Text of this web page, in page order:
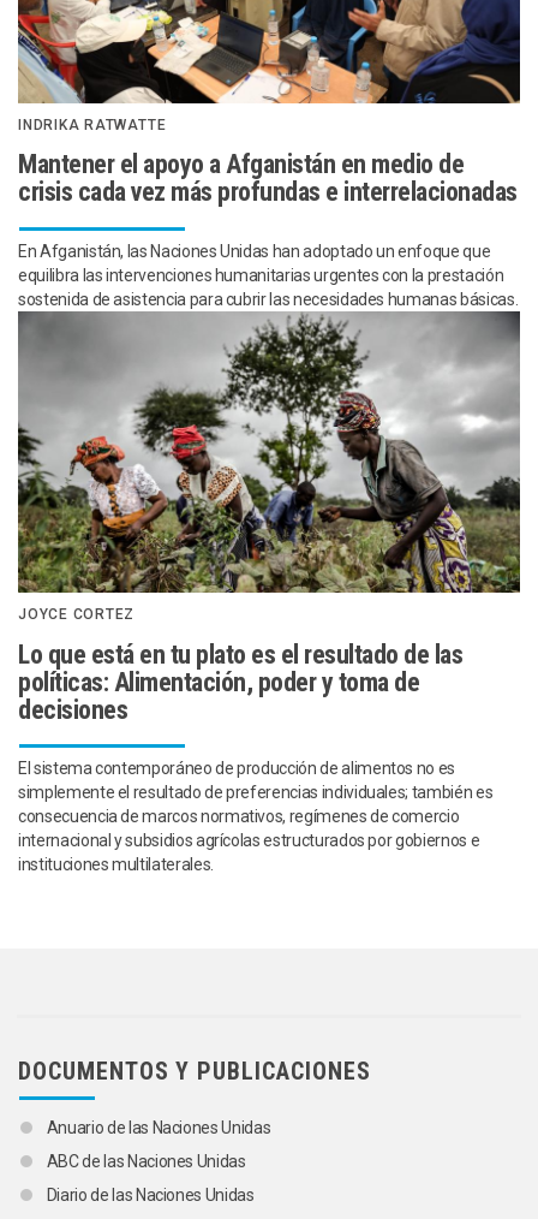
INDRIKA RATWATTE
Mantener el apoyo a Afganistán en medio de
crisis cada vez más profundas e interrelacionadas
En Afganistán, las Naciones Unidas han adoptado un enfoque que
equilibra las intervenciones humanitarias urgentes con la prestación
sostenida de asistencia para cubrir las necesidades humanas básicas.
JOYCE CORTEZ
Lo que está en tu plato es el resultado de las
políticas: Alimentación, poder y toma de
decisiones
El sistema contemporáneo de producción de alimentos no es
simplemente el resultado de preferencias individuales; también es
consecuencia de marcos normativos, regímenes de comercio
internacional y subsidios agrícolas estructurados por gobiernos e
instituciones multilaterales.
DOCUMENTOS Y PUBLICACIONES
Anuario de las Naciones Unidas
ABC de las Naciones Unidas
Diario de las Naciones Unidas